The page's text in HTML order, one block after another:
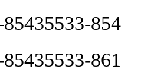
854
861